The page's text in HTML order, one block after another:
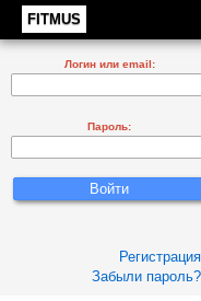
FITMUS
Логин или email:
Пароль:
Регистрация
Забыли пароль?